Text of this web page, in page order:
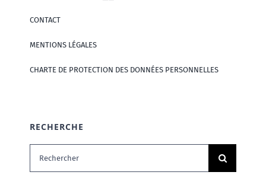
CONTACT
MENTIONS LÉGALES
CHARTE DE PROTECTION DES DONNÉES PERSONNELLES
RECHERCHE
Rechercher: